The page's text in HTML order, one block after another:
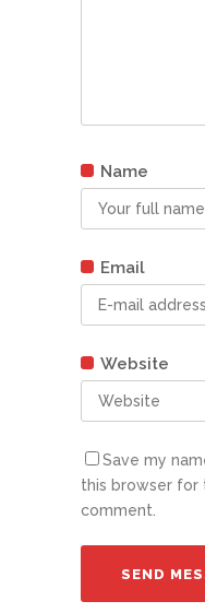
Name
Email
Website
Save my
this browser for
comment.